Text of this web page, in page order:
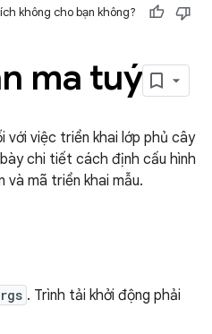
không cho bạn không?
ma tuý
với việc triển khai lớp phủ cây
chi tiết cách định cấu hình
và mã triển khai mẫu.
. Trình tải khởi động phải